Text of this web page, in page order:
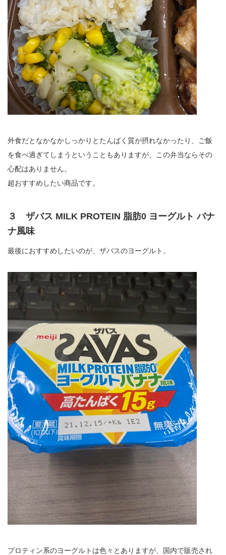
外食だとなかなかしっかりとたんぱく質が摂れなかったり、ご飯
を食べ過ぎてしまうということもありますが、この弁当ならその
心配はありません。
超おすすめしたい商品です。
３ ザバス MILK PROTEIN 脂肪0 ヨーグルト バナ
ナ風味
最後におすすめしたいのが、ザバスのヨーグルト。
プロティン系のヨーグルトは色々とありますが、国内で販売され